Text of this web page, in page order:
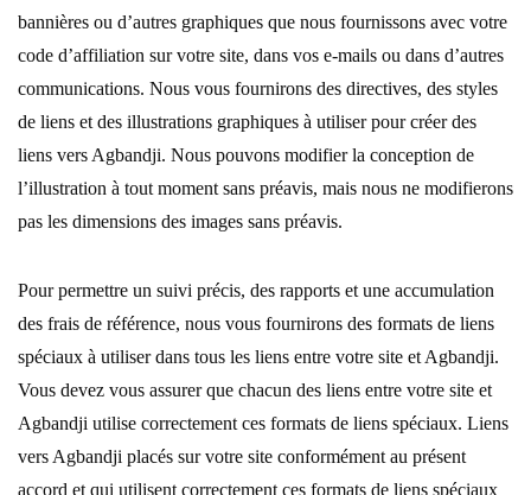
bannières ou d’autres graphiques que nous fournissons avec votre
code d’affiliation sur votre site, dans vos e-mails ou dans d’autres
communications. Nous vous fournirons des directives, des styles
de liens et des illustrations graphiques à utiliser pour créer des
liens vers Agbandji. Nous pouvons modifier la conception de
l’illustration à tout moment sans préavis, mais nous ne modifierons
pas les dimensions des images sans préavis.
Pour permettre un suivi précis, des rapports et une accumulation
des frais de référence, nous vous fournirons des formats de liens
spéciaux à utiliser dans tous les liens entre votre site et Agbandji.
Vous devez vous assurer que chacun des liens entre votre site et
Agbandji utilise correctement ces formats de liens spéciaux. Liens
vers Agbandji placés sur votre site conformément au présent
accord et qui utilisent correctement ces formats de liens spéciaux